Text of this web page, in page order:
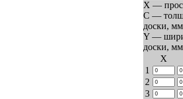
X —
C —
доски, мм
Y —
доски, мм
Х
1
2
3